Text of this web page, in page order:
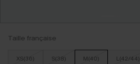
Taille française
XS(36) S(38) M(40) L(42/44)